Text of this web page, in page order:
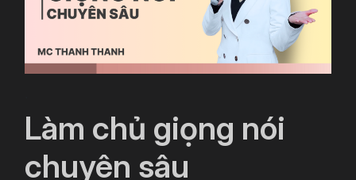
Làm chủ giọng nói
chuyên sâu